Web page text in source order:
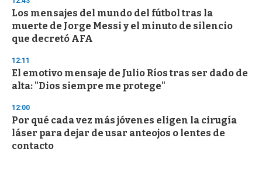
Los mensajes del mundo del fútbol tras la
muerte de Jorge Messi y el minuto de silencio
que decretó AFA
12:11
El emotivo mensaje de Julio Ríos tras ser dado de
alta: "Dios siempre me protege"
12:00
Por qué cada vez más jóvenes eligen la cirugía
láser para dejar de usar anteojos o lentes de
contacto